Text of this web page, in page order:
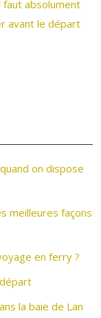
faut absolument
avant le départ
on dispose
meilleures façons
en ferry ?
la baie de Lan